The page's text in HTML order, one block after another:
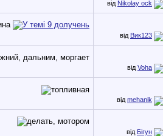
від Nikolay ock
від Вик123
від Voha
від mehanik
від Бігун